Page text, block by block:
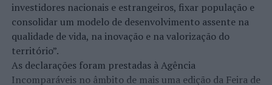
investidores nacionais e estrangeiros, fixar população e
consolidar um modelo de desenvolvimento assente na
qualidade de vida, na inovação e na valorização do
território”.
As declarações foram prestadas à Agência
Incomparáveis no âmbito de mais uma edição da Feira de